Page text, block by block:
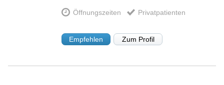
Öffnungszeiten Privatpatienten
Empfehlen Zum Profil